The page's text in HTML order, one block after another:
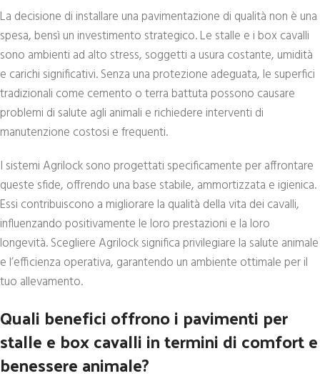
La decisione di installare una pavimentazione di qualità non è una
spesa, bensì un investimento strategico. Le stalle e i box cavalli
sono ambienti ad alto stress, soggetti a usura costante, umidità
e carichi significativi. Senza una protezione adeguata, le superfici
tradizionali come cemento o terra battuta possono causare
problemi di salute agli animali e richiedere interventi di
manutenzione costosi e frequenti.
I sistemi Agrilock sono progettati specificamente per affrontare
queste sfide, offrendo una base stabile, ammortizzata e igienica.
Essi contribuiscono a migliorare la qualità della vita dei cavalli,
influenzando positivamente le loro prestazioni e la loro
longevità. Scegliere Agrilock significa privilegiare la salute animale
e l’efficienza operativa, garantendo un ambiente ottimale per il
tuo allevamento.
Quali benefici offrono i pavimenti per
stalle e box cavalli in termini di comfort e
benessere animale?